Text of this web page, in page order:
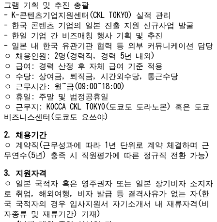
그램 기획 및 추진 총괄
- K-콘텐츠기업지원센터(CKL TOKYO) 실적 관리
- 한국 콘텐츠 기업의 일본 진출 지원 신규사업 발굴
- 한일 기업 간 비즈매칭 행사 기획 및 추진
- 일본 내 한국 유관기관 협력 등 외부 커뮤니케이션 담당
ㅇ 채용인원: 2명(경력직, 경력 5년 내외)
ㅇ 급여: 경력 산정 후 자체 급여 기준 적용
ㅇ 수당: 상여금, 퇴직금, 시간외수당, 통근수당
ㅇ 근무시간: 월~금(09:00~18:00)
ㅇ 휴일: 주말 및 법정공휴일
ㅇ 근무지: KOCCA CKL TOKYO(도쿄도 도라노몬) 혹은 도쿄
비즈니스센터(도쿄도 요쓰야)
2. 채용기간
ㅇ 계약직(근무성과에 따라 1년 단위로 계약 체결하며 근
무연수(5년) 충족 시 직원평가에 따른 정규직 전환 가능)
3. 지원자격
ㅇ 일본 국적자 혹은 영주권자 또는 일본 장기비자 소지자
로 취업, 해외여행, 비자 발급 등 결격사유가 없는 자(한
국 국적자의 경우 입사지원서 자기소개서 내 재류자격(비
자종류 및 재류기간) 기재)